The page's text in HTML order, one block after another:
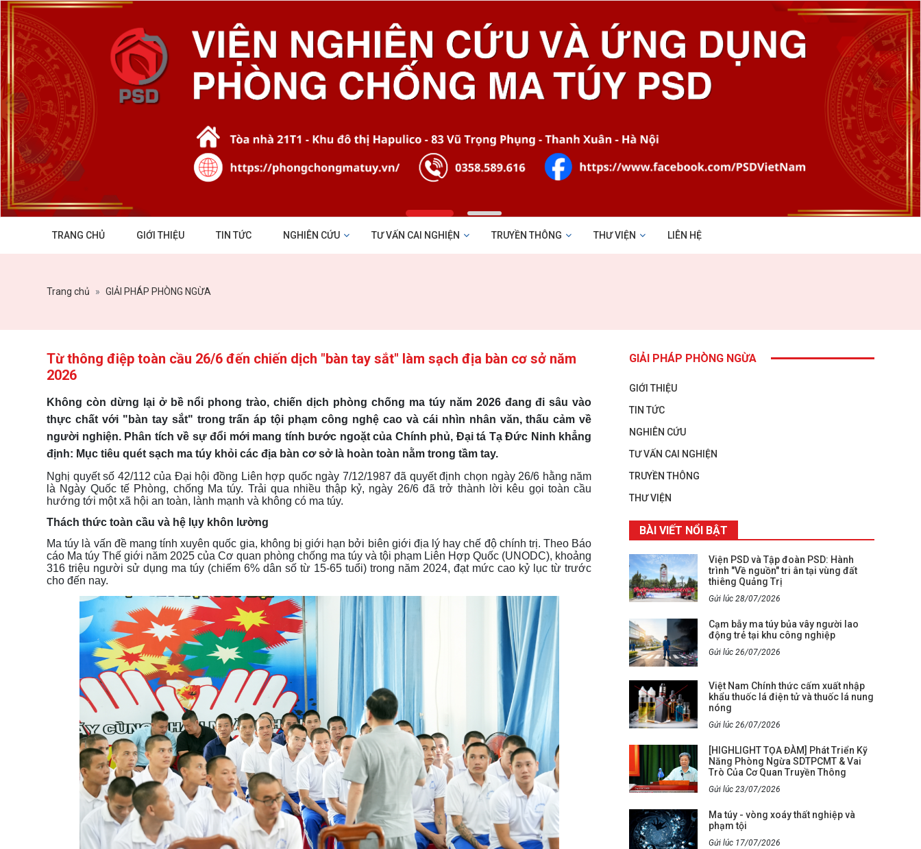
TRANG CHỦ GIỚI THIỆU TIN TỨC NGHIÊN CỨU TƯ VẤN CAI NGHIỆN TRUYỀN THÔNG THƯ VIỆN LIÊN HỆ
Trang chủ GIẢI PHÁP PHÒNG NGỪA
Từ thông điệp toàn cầu 26/6 đến chiến dịch "bàn tay sắt" làm sạch địa bàn cơ sở năm
2026
Không còn dừng lại ở bề nổi phong trào, chiến dịch phòng chống ma túy năm 2026 đang đi sâu vào
thực chất với "bàn tay sắt" trong trấn áp tội phạm công nghệ cao và cái nhìn nhân văn, thấu cảm về
người nghiện. Phân tích về sự đổi mới mang tính bước ngoặt của Chính phủ, Đại tá Tạ Đức Ninh khẳng
định: Mục tiêu quét sạch ma túy khỏi các địa bàn cơ sở là hoàn toàn nằm trong tầm tay.
Nghị quyết số 42/112 của Đại hội đồng Liên hợp quốc ngày 7/12/1987 đã quyết định chọn ngày 26/6 hằng năm
là Ngày Quốc tế Phòng, chống Ma túy. Trải qua nhiều thập kỷ, ngày 26/6 đã trở thành lời kêu gọi toàn cầu
hướng tới một xã hội an toàn, lành mạnh và không có ma túy.
Thách thức toàn cầu và hệ lụy khôn lường
Ma túy là vấn đề mang tính xuyên quốc gia, không bị giới hạn bởi biên giới địa lý hay chế độ chính trị.Theo Báo
cáo Ma túy Thế giới năm 2025 của Cơ quan phòng chống ma túy và tội phạm Liên Hợp Quốc (UNODC), khoảng
316 triệu người sử dụng ma túy (chiếm 6% dân số từ 15-65 tuổi) trong năm 2024, đạt mức cao kỷ lục từ trước
cho đến nay.
GIẢI PHÁP PHÒNG NGỪA
GIỚI THIỆU
TIN TỨC
NGHIÊN CỨU
TƯ VẤN CAI NGHIỆN
TRUYỀN THÔNG
THƯ VIỆN
BÀI VIẾT NỔI BẬT
Viện PSD và Tập đoàn PSD: Hành
trình "Về nguồn" tri ân tại vùng đất
thiêng Quảng Trị
Gửi lúc 28/07/2026
Cạm bẫy ma túy bủa vây người lao
động trẻ tại khu công nghiệp
Gửi lúc 26/07/2026
Việt Nam Chính thức cấm xuất nhập
khẩu thuốc lá điện tử và thuốc lá nung
nóng
Gửi lúc 26/07/2026
[HIGHLIGHT TỌA ĐÀM] Phát Triển Kỹ
Năng Phòng Ngừa SDTPCMT & Vai
Trò Của Cơ Quan Truyền Thông
Gửi lúc 23/07/2026
Ma túy - vòng xoáy thất nghiệp và
phạm tội
Gửi lúc 17/07/2026